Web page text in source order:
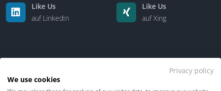
Like Us
auf LinkedIn
Like Us
auf Xing
Privacy policy
We use cookies